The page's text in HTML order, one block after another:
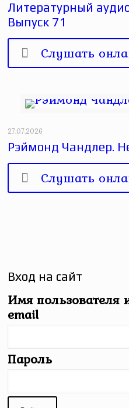
Литературный
Выпуск 71
Слушать
27.07.2026
Рэймонд Чандлер.
Слушать
Вход на сайт
Имя пользователя
email
Пароль